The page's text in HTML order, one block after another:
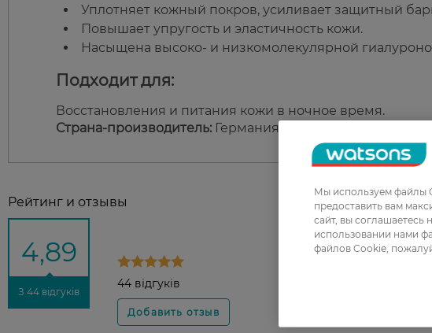
Уплотняет кожный покров, усиливает защитный
Повышает упругость и эластичность кожи.
Насыщена высоко- и низкомолекулярной
Подходит для:
Восстановления и питания кожи в ночное время.
Страна-производитель: Германия
Рейтинг и отзывы
4,89
З 44 відгуків
44 відгуків
Мы используем файлы
предоставить вам
сайт, вы соглашаетесь
использовании нами
файлов Cookie,